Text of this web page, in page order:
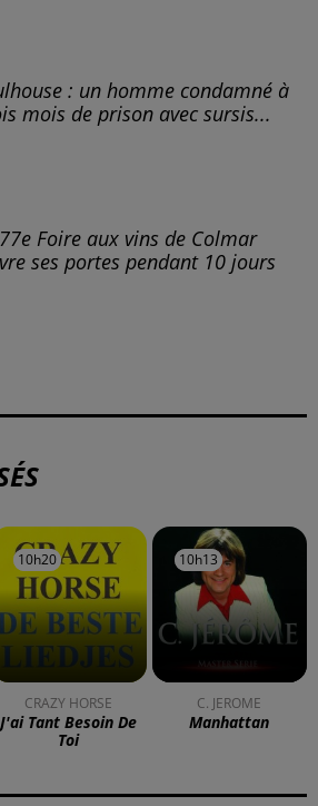
: un homme condamné à
mois de prison avec sursis...
Foire aux vins de Colmar
ses portes pendant 10 jours
10h20
10h20
CRAZY HORSE
J'ai Tant Besoin De
Toi
10h13
10h13
C. JEROME
Manhattan